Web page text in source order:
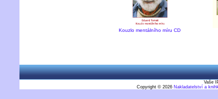
Kouzlo mentálního míru CD
Vaše
Copyright © 2026 Nakladatelství a